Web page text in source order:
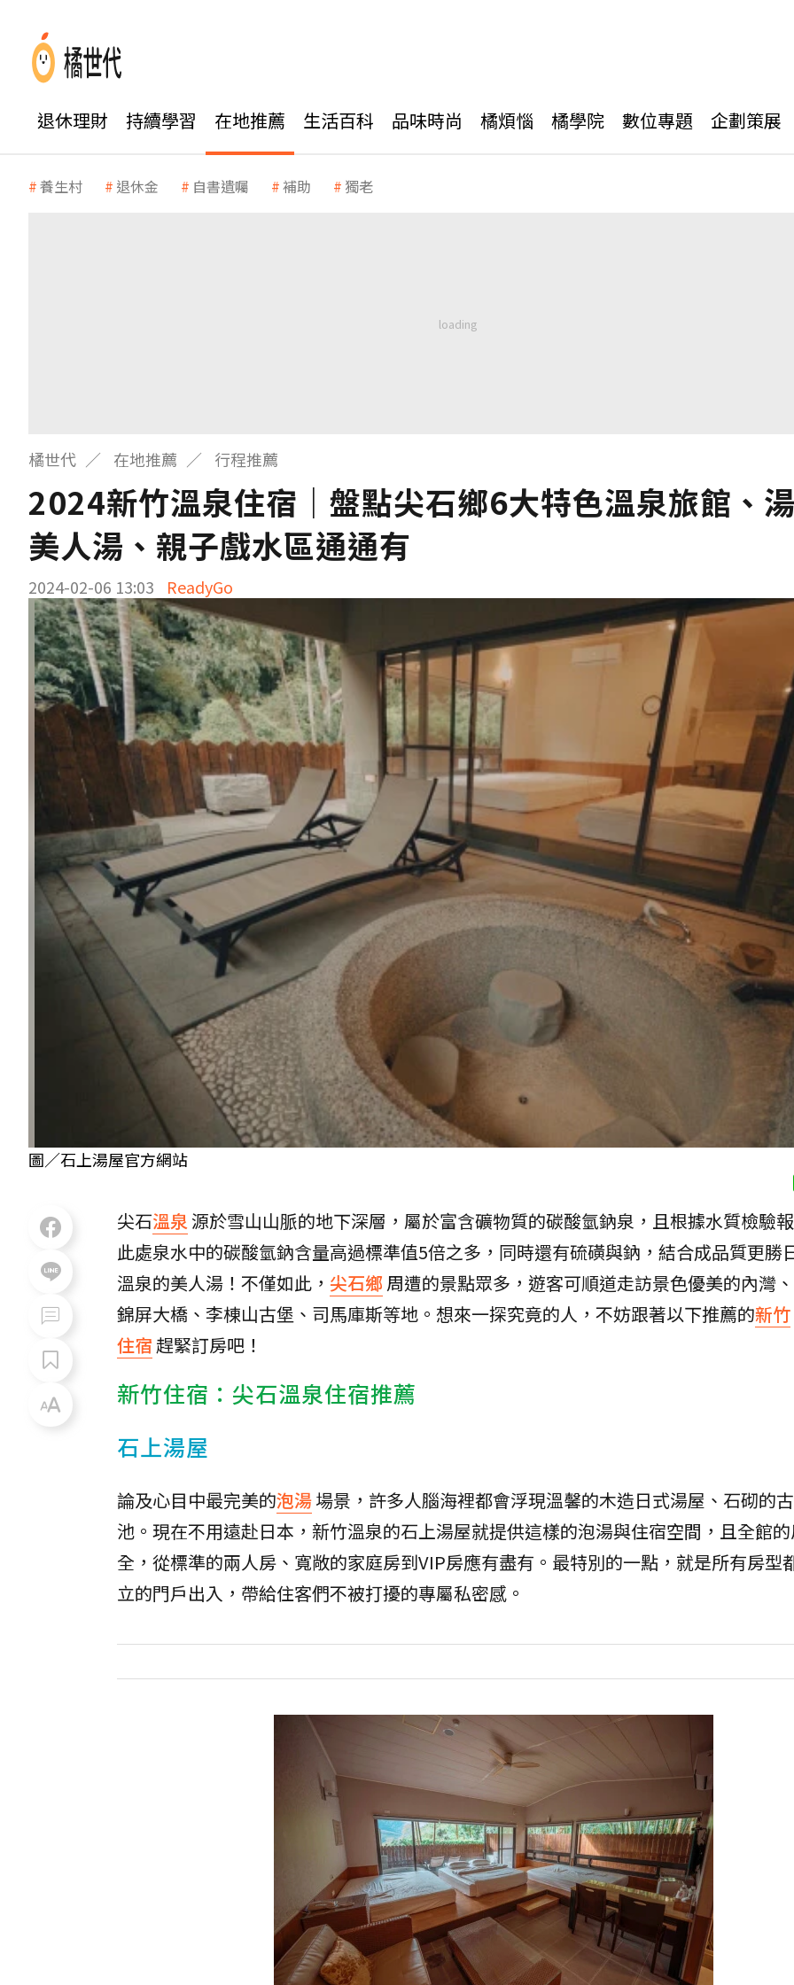
退休理財 持續學習 在地推薦 生活百科 品味時尚 橘煩惱 橘學院 數位專題 企劃策展
養生村 退休金 自書遺囑 補助 獨老
橘世代 在地推薦 行程推薦
2024新竹溫泉住宿｜盤點尖石鄉6大特色溫泉旅館、
美人湯、親子戲水區通通有
2024-02-06 13:03 ReadyGo
圖／石上湯屋官方網站
尖石溫泉源於雪山山脈的地下深層，屬於富含礦物質的碳酸氫鈉泉，且根據水質檢驗
此處泉水中的碳酸氫鈉含量高過標準值5倍之多，同時還有硫磺與鈉，結合成品質更勝
溫泉的美人湯！不僅如此， 尖石鄉 周遭的景點眾多，遊客可順道走訪景色優美的內灣
錦屏大橋、李棟山古堡、司馬庫斯等地。想來一探究竟的人，不妨跟著以下推薦的新竹
住宿 趕緊訂房吧！
新竹住宿：尖石溫泉住宿推薦
石上湯屋
論及心目中最完美的泡湯場景，許多人腦海裡都會浮現溫馨的木造日式湯屋、石砌的
池。現在不用遠赴日本，新竹溫泉的石上湯屋就提供這樣的泡湯與住宿空間，且全館
全，從標準的兩人房、寬敞的家庭房到VIP房應有盡有。最特別的一點，就是所有房型
立的門戶出入，帶給住客們不被打擾的專屬私密感。